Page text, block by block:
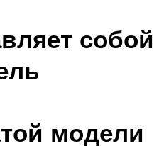
собой
модели